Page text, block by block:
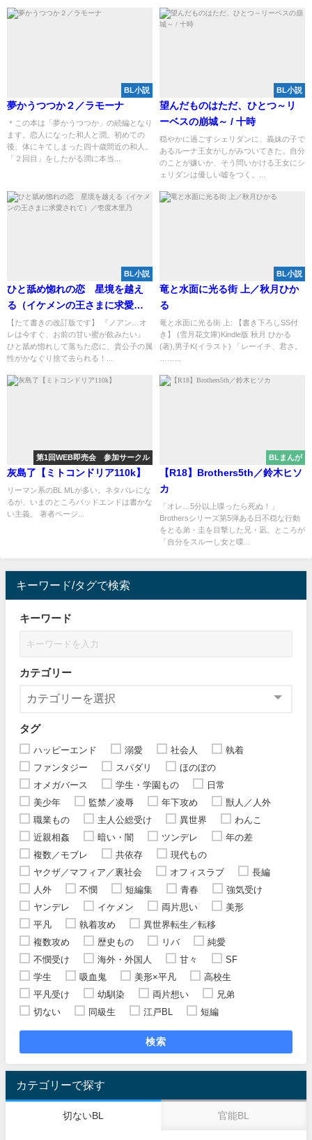
BL小説
夢かうつつか２／ラモーナ
＊この本は「夢かうつつか」の続編となり
ます。恋人になった和人と潤。初めての
後、体にキてしまった四十歳間近の和人。
「２回目」をしたがる潤に本当...
BL小説
望んだものはただ、ひとつ～リ
ーベスの崩城～ / 十時
穏やかに過ごすシェリダンに、義妹の子で
あるルーナ王女がしがみついてきた。自分
のことが嫌いか、そう問いかける王女にシ
ェリダンは優しい嘘をつく。...
BL小説
ひと舐め惚れの恋 星境を越え
る（イケメンの王さまに求愛さ
れて）／壱度木里乃
【たて書きの改訂版です】 『ノアン…オ
レは今すぐ、お前の甘い蜜が飲みたい』
ひと舐め惚れして落ちた恋に、貴公子の属
性がかなぐり捨て去られる！...
BL小説
竜と水面に光る街 上／秋月ひか
る
竜と水面に光る街 上: 【書き下ろしSS付
き】 (雪月花文庫)Kindle版 秋月 ひかる
(著),男子K(イラスト) 「レーイチ、君さ。
第1回WEB即売会 参加サークル
灰島了【ミトコンドリア110k】
リーマン系のBL MLが多い。ネタバレにな
るが、いまのところバッドエンドは書かな
い主義。 著者ページ...
BLまんが
【R18】Brothers5th／鈴木ヒソ
カ
「オレ…5分以上喋ったら死ぬ！」
Brothersシリーズ第5弾ある日不穏な行動
をとる弟・圭を目撃した兄・凪。ところが
「自分をスルーし女と喋...
キーワード/タグで検索
キーワード
カテゴリー
タグ
ハッピーエンド 溺愛 社会人
執着
ファンタジー
スパダリ
ほのぼの
オメガバース
学生・学園もの
日常
美少年
監禁／凌辱 年下攻め
獣人／人外
職業もの
主人公総受け 異世界
わんこ
近親相姦
暗い・闇 ツンデレ
年の差
複数／モブレ
共依存
現代もの
ヤクザ／マフィア／裏社会
オフィスラブ
長編
人外
不憫 短編集 青春
強気受け
ヤンデレ
イケメン 両片思い
美形
平凡
執着攻め
異世界転生／転移
複数攻め
歴史もの リバ
純愛
不憫受け
海外・外国人 甘々
SF
学生
吸血鬼 美形×平凡
高校生
平凡受け
幼馴染 両片想い
兄弟
切ない
同級生 江戸BL 短編
検索
カテゴリーで探す
切ないBL 官能BL